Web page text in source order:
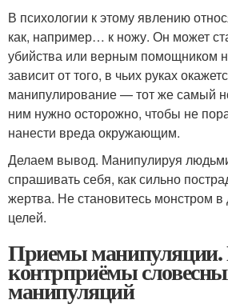
В психологии к этому явлению
как, например… к ножу. Он может
убийства или верным помощником
зависит от того, в чьих руках
манипулирование — тот же самый
ним нужно осторожно, чтобы не
нанести вреда окружающим.
Делаем вывод. Манипулируя
спрашивать себя, как сильно
жертва. Не становитесь монстром
целей.
Приемы
контрприёмы
манипуляций